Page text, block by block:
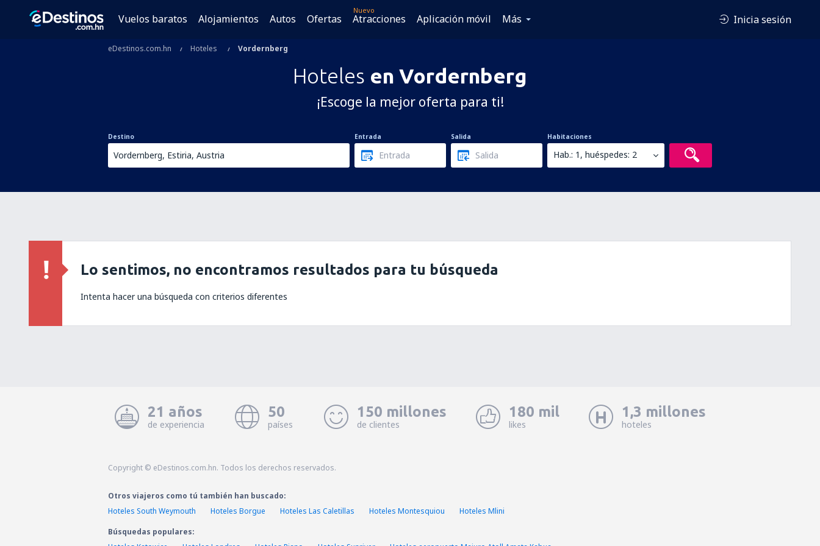
Vuelos baratos Alojamientos Autos Ofertas
Nuevo
Atracciones Aplicación móvil Más Inicia sesión
eDestinos.com.hn Hoteles Vordernberg
Hoteles en Vordernberg
¡Escoge la mejor oferta para ti!
Destino Entrada Salida Habitaciones
Hab.: 1, huéspedes: 2
Lo sentimos, no encontramos resultados para tu búsqueda
Intenta hacer una búsqueda con criterios diferentes
21 años
de experiencia
50
países
150 millones
de clientes
180 mil
likes
1,3 millones
hoteles
Copyright © eDestinos.com.hn. Todos los derechos reservados.
Otros viajeros como tú también han buscado:
Hoteles South Weymouth
Hoteles Borgue Hoteles Las Caletillas Hoteles Montesquiou
Hoteles Mlini
Búsquedas populares: